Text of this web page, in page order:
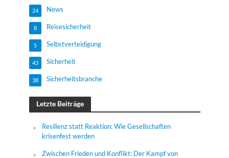
News
24
Reisesicherheit
8
Selbstverteidigung
5
Sicherheit
43
Sicherheitsbranche
38
Letzte Beiträge
Resilienz statt Reaktion: Wie Gesellschaften
krisenfest werden
Zwischen Frieden und Konflikt: Der Kampf von